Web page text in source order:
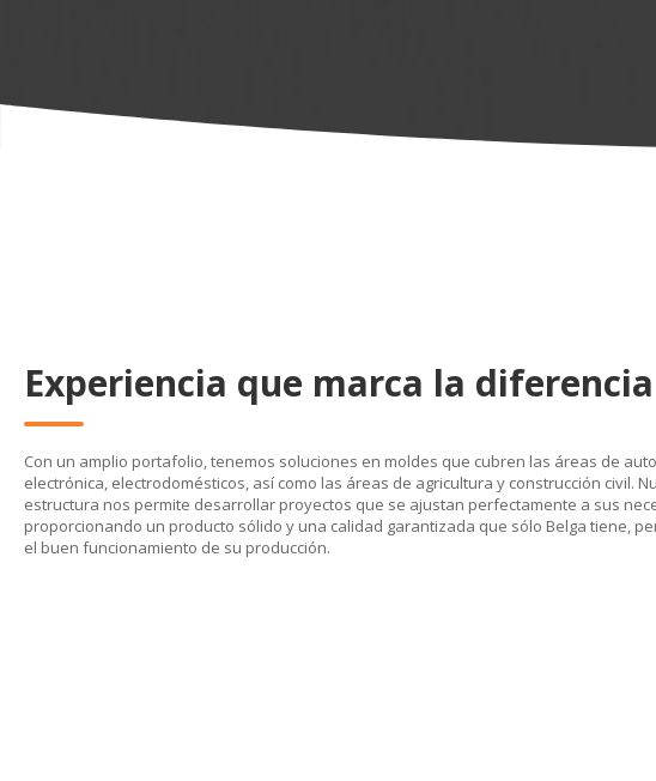
Experiencia que marca la diferencia
Con un amplio portafolio, tenemos soluciones en moldes que cubren las áreas de
electrónica, electrodomésticos, así como las áreas de agricultura y construcción civil.
estructura nos permite desarrollar proyectos que se ajustan perfectamente a sus
proporcionando un producto sólido y una calidad garantizada que sólo Belga tiene,
el buen funcionamiento de su producción.